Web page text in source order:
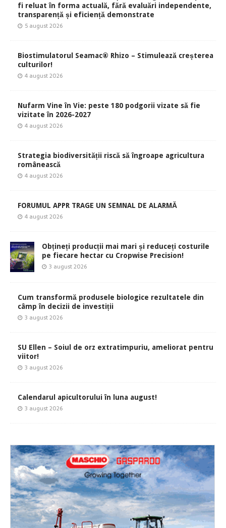
fi reluat în forma actuală, fără evaluări independente,
transparență și eficiență demonstrate
5 august 2026
Biostimulatorul Seamac® Rhizo – Stimulează creșterea
culturilor!
4 august 2026
Nufarm Vine în Vie: peste 180 podgorii vizate să fie
vizitate în 2026-2027
4 august 2026
Strategia biodiversității riscă să îngroape agricultura
românească
4 august 2026
FORUMUL APPR TRAGE UN SEMNAL DE ALARMĂ
4 august 2026
Obțineți producții mai mari și reduceți costurile
pe fiecare hectar cu Cropwise Precision!
3 august 2026
Cum transformă produsele biologice rezultatele din
câmp în decizii de investiții
3 august 2026
SU Ellen – Soiul de orz extratimpuriu, ameliorat pentru
viitor!
3 august 2026
Calendarul apicultorului în luna august!
3 august 2026